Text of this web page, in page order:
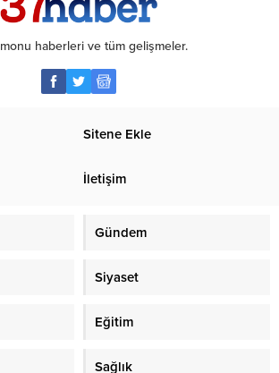
haberleri ve tüm gelişmeler.
Sitene Ekle
İletişim
Gündem
Siyaset
Eğitim
Sağlık